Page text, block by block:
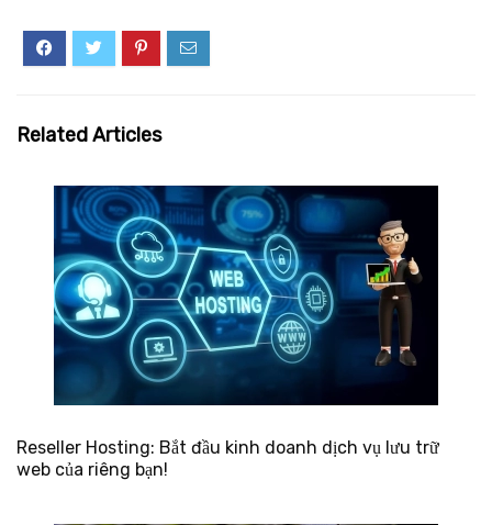
Related Articles
Reseller Hosting: Bắt đầu kinh doanh dịch vụ lưu trữ
web của riêng bạn!